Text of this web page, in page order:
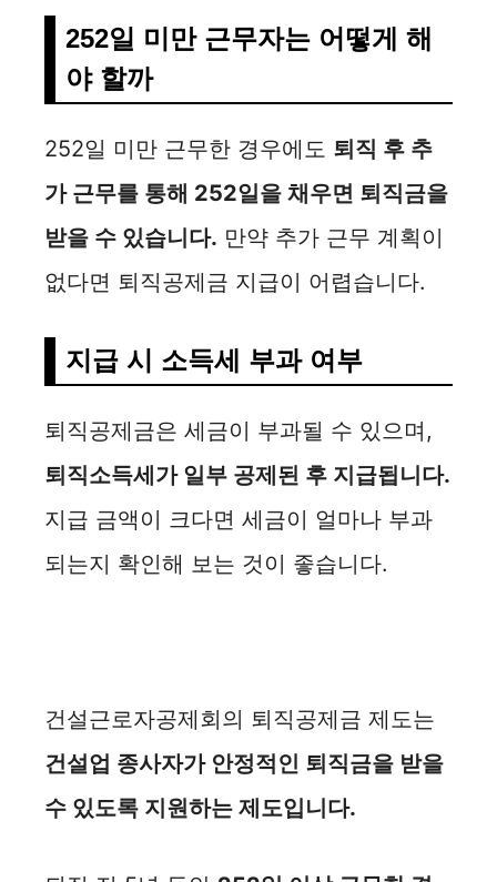
252일 미만 근무자는 어떻게 해
야 할까
252일 미만 근무한 경우에도 퇴직 후 추
가 근무를 통해 252일을 채우면 퇴직금을
받을 수 있습니다. 만약 추가 근무 계획이
없다면 퇴직공제금 지급이 어렵습니다.
지급 시 소득세 부과 여부
퇴직공제금은 세금이 부과될 수 있으며,
퇴직소득세가 일부 공제된 후 지급됩니다.
지급 금액이 크다면 세금이 얼마나 부과
되는지 확인해 보는 것이 좋습니다.
건설근로자공제회의 퇴직공제금 제도는
건설업 종사자가 안정적인 퇴직금을 받을
수 있도록 지원하는 제도입니다.